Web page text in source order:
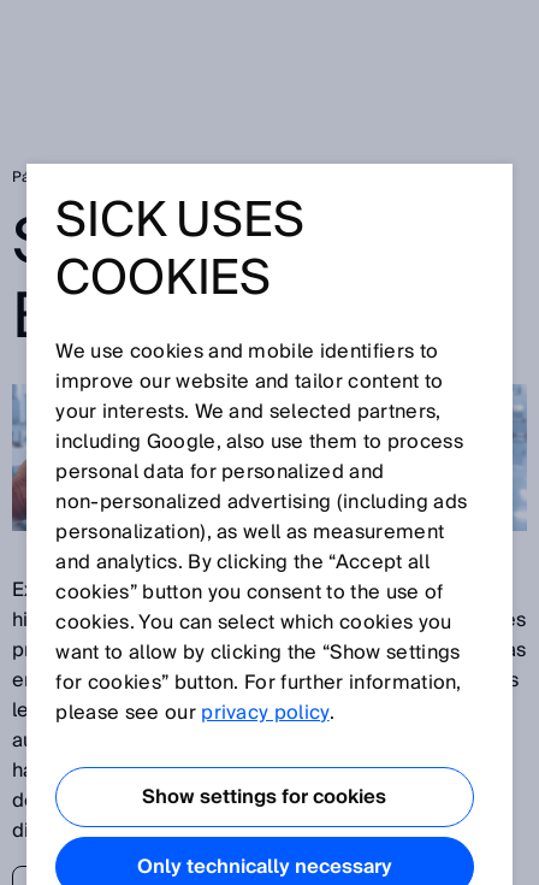
Página de inicio
SICK SENSOR
BLOG
Explore nuestras últimas innovaciones y descubra las
historias de éxito de SICK como uno de los principales
proveedores de soluciones para aplicaciones basadas
en sensores. El blog de sensores de SICK ayuda a sus
lectores a estar al día de los últimos avances en
automatización, desde las plantas de producción
hasta los procesos y los sistemas logísticos. Es hora
de levantar el velo del mundo de la transformación
digital.
SICK USES
COOKIES
We use cookies and mobile identifiers to
improve our website and tailor content to
your interests. We and selected partners,
including Google, also use them to process
personal data for personalized and
non‑personalized advertising (including ads
personalization), as well as measurement
and analytics. By clicking the “Accept all
cookies” button you consent to the use of
cookies. You can select which cookies you
want to allow by clicking the “Show settings
for cookies” button. For further information,
please see ourprivacy policy.
Show settings for cookies
Only technically necessary